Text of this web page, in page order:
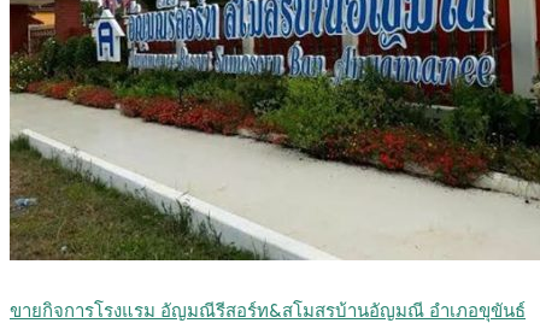
ขายกิจการโรงแรม อัญมณีรีสอร์ท&สโมสรบ้านอัญมณี อำเภอขุขันธ์